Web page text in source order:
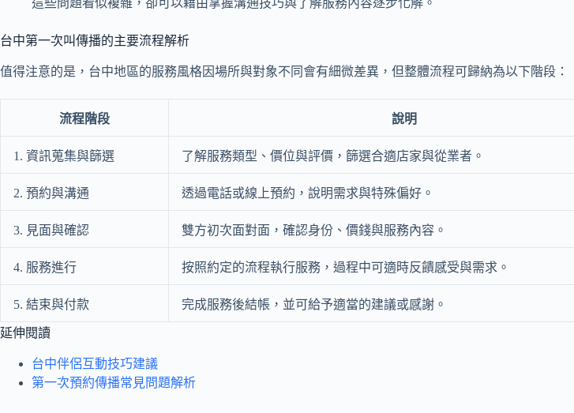
這些問題看似複雜，卻可以藉由掌握溝通技巧與了解服務內容逐步化解。
台中第一次叫傳播的主要流程解析
值得注意的是，台中地區的服務風格因場所與對象不同會有細微差異，但整體流程可歸納為以下階段：
流程階段 說明
1. 資訊蒐集與篩選 了解服務類型、價位與評價，篩選合適店家與從業者。
2. 預約與溝通 透過電話或線上預約，說明需求與特殊偏好。
3. 見面與確認 雙方初次面對面，確認身份、價錢與服務內容。
4. 服務進行 按照約定的流程執行服務，過程中可適時反饋感受與需求。
5. 結束與付款 完成服務後結帳，並可給予適當的建議或感謝。
延伸閱讀
台中伴侶互動技巧建議
第一次預約傳播常見問題解析